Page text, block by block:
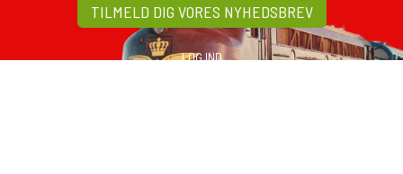
TILMELD DIG VORES NYHEDSBREV
LOG IND